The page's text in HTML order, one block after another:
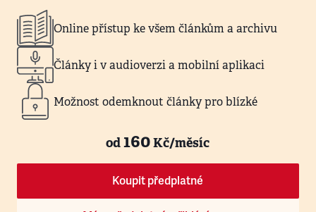
Online přístup ke všem článkům a archivu
Články i v audioverzi a mobilní aplikaci
Možnost odemknout články pro blízké
od160Kč/měsíc
Koupit předplatné